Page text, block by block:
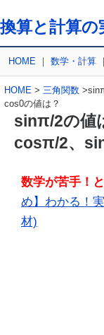
換算と計算の
HOME ｜ 数学・計算
HOME > 三角関数
cos0の値は？
sinπ/2の値
cosπ/2、
数学が苦手！
め】わかる！
材)